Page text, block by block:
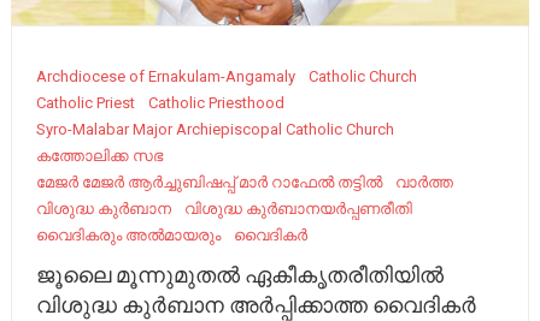
Archdiocese of Ernakulam-Angamaly
Catholic Church
Catholic Priest
Catholic Priesthood
Syro-Malabar Major Archiepiscopal Catholic Church
കത്തോലിക്ക സഭ
മേജർ മേജർ ആർച്ചുബിഷപ്പ് മാർ റാഫേൽ തട്ടിൽ
വാർത്ത
വിശുദ്ധ കുർബാന
വിശുദ്ധ കുർബാനയർപ്പണരീതി
വൈദികരും അല്‍മായരും
വൈദികർ
ജൂലൈ മൂന്നുമുതൽ ഏകീകൃതരീതിയിൽ
വിശുദ്ധ കുർബാന അർപ്പിക്കാത്ത വൈദികർ